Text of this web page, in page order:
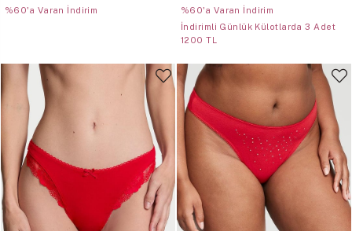
%60'a Varan İndirim
%60'a Varan İndirim
İndirimli Günlük Külotlarda 3 Adet
1200 TL